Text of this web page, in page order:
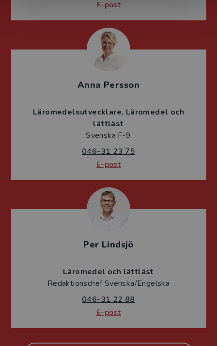
E-post
Anna Persson
Läromedelsutvecklare Läromedel och
lättläst
Svenska F-9
046-31 23 75
E-post
Per Lindsjö
Läromedel och lättläst
Redaktionschef Svenska/Engelska
046-31 22 88
E-post